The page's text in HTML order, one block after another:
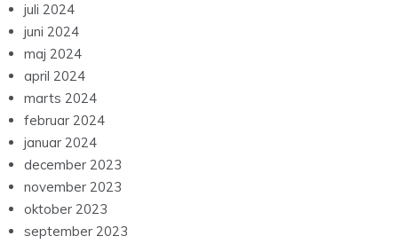
juli 2024
juni 2024
maj 2024
april 2024
marts 2024
februar 2024
januar 2024
december 2023
november 2023
oktober 2023
september 2023